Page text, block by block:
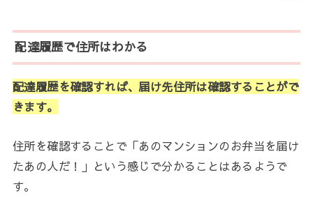
配達履歴で住所はわかる
配達履歴を確認すれば、届け先住所は確認することがで
きます。
住所を確認することで「あのマンションのお弁当を届け
たあの人だ！」という感じで分かることはあるようで
す。